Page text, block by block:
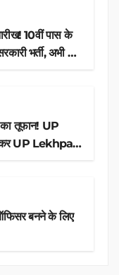
10वीं पास के
भर्ती, अभी करें
का तूफान! UP
UP Lekhpal
बनने के लिए